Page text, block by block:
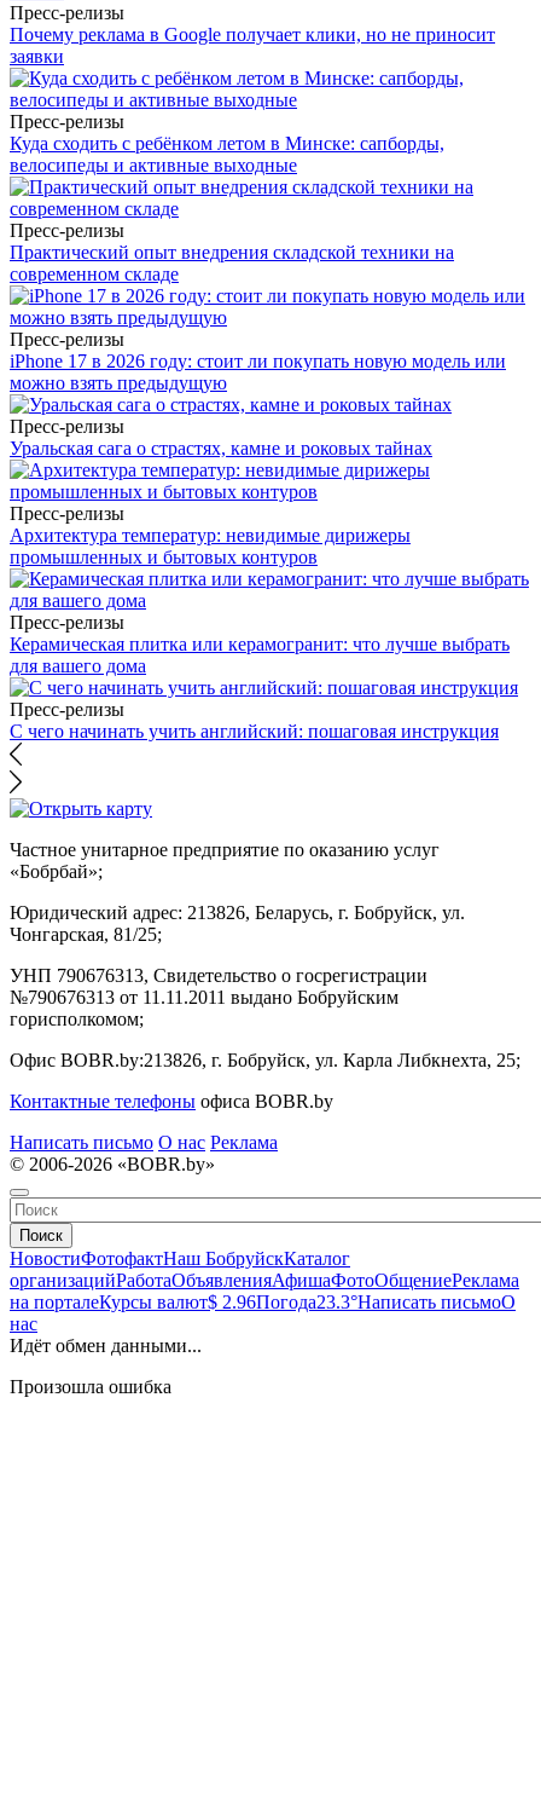
Пресс-релизы
Почему реклама в Google получает клики, но не приносит
заявки
Пресс-релизы
Куда сходить с ребёнком летом в Минске: сапборды,
велосипеды и активные выходные
Пресс-релизы
Практический опыт внедрения складской техники на
современном складе
Пресс-релизы
iPhone 17 в 2026 году: стоит ли покупать новую модель или
можно взять предыдущую
Пресс-релизы
Уральская сага о страстях, камне и роковых тайнах
Пресс-релизы
Архитектура температур: невидимые дирижеры
промышленных и бытовых контуров
Пресс-релизы
Керамическая плитка или керамогранит: что лучше выбрать
для вашего дома
Пресс-релизы
С чего начинать учить английский: пошаговая инструкция
Частное унитарное предприятие по оказанию услуг
«Бобрбай»;
Юридический адрес: 213826, Беларусь, г. Бобруйск, ул.
Чонгарская, 81/25;
УНП 790676313, Свидетельство о госрегистрации
№790676313 от 11.11.2011 выдано Бобруйским
горисполкомом;
Офис BOBR.by:213826, г. Бобруйск, ул. Карла Либкнехта, 25;
Контактные телефоны офиса BOBR.by
Написать письмо О нас Реклама
© 2006-2026 «BOBR.by»
Поиск
НовостиФотофактНаш БобруйскКаталог
организацийРаботаОбъявленияАфишаФотоОбщениеРеклама
на порталеКурсы валют$ 2.96Погода23.3°Написать письмоО
нас
Идёт обмен данными...
Произошла ошибка